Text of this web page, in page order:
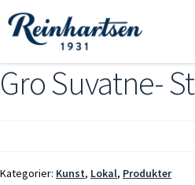
Gro Suvatne-
Kategorier: Kunst, Lokal, Produkter